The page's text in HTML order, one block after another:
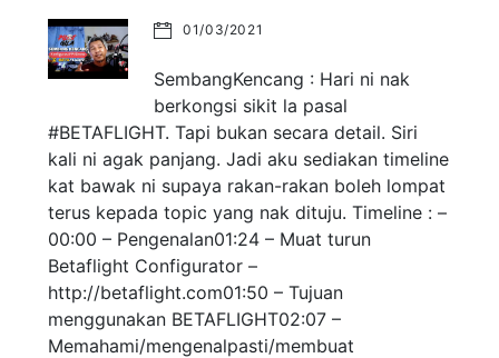
01/03/2021
SembangKencang : Hari ni nak
berkongsi sikit la pasal
#BETAFLIGHT. Tapi bukan secara detail. Siri
kali ni agak panjang. Jadi aku sediakan timeline
kat bawak ni supaya rakan-rakan boleh lompat
terus kepada topic yang nak dituju. Timeline : –
00:00 – Pengenalan01:24 – Muat turun
Betaflight Configurator –
http://betaflight.com01:50 – Tujuan
menggunakan BETAFLIGHT02:07 –
Memahami/mengenalpasti/membuat